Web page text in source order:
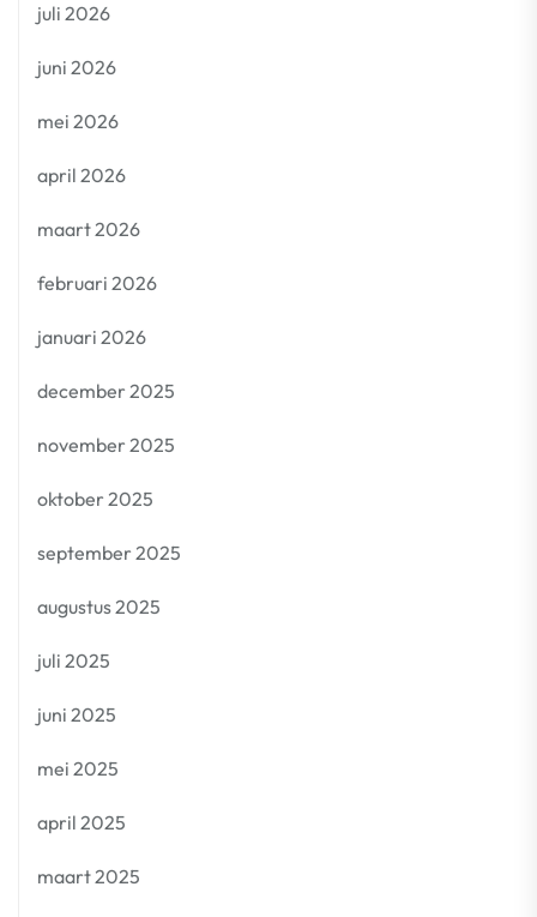
juli 2026
juni 2026
mei 2026
april 2026
maart 2026
februari 2026
januari 2026
december 2025
november 2025
oktober 2025
september 2025
augustus 2025
juli 2025
juni 2025
mei 2025
april 2025
maart 2025